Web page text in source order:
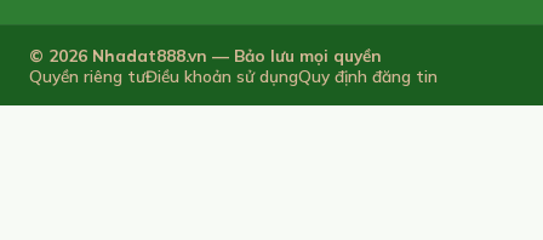
© 2026 Nhadat888.vn — Bảo lưu mọi quyền
Quyền riêng tưĐiều khoản sử dụngQuy định đăng tin